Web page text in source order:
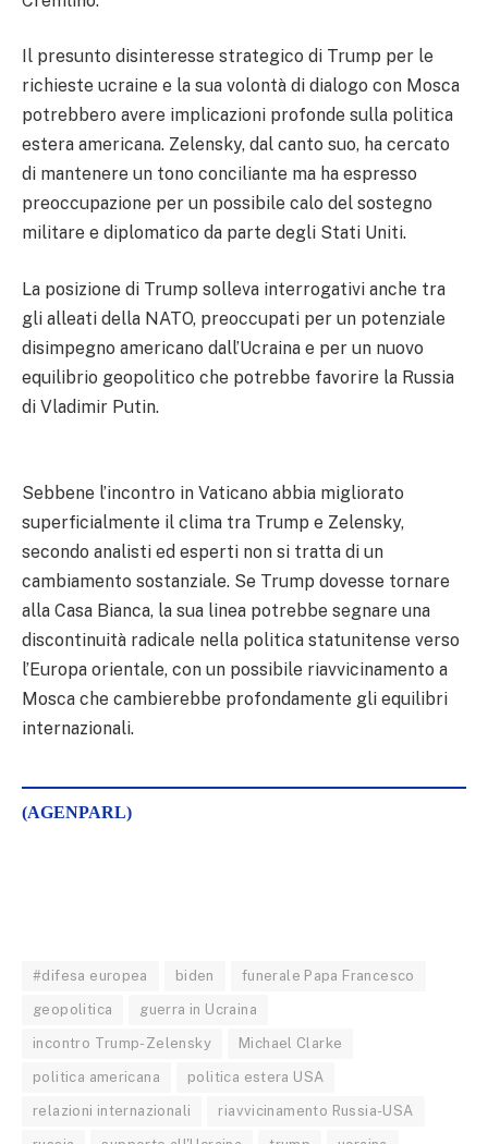
Il presunto disinteresse strategico di Trump per le
richieste ucraine e la sua volontà di dialogo con Mosca
potrebbero avere implicazioni profonde sulla politica
estera americana. Zelensky, dal canto suo, ha cercato
di mantenere un tono conciliante ma ha espresso
preoccupazione per un possibile calo del sostegno
militare e diplomatico da parte degli Stati Uniti.
La posizione di Trump solleva interrogativi anche tra
gli alleati della NATO, preoccupati per un potenziale
disimpegno americano dall’Ucraina e per un nuovo
equilibrio geopolitico che potrebbe favorire la Russia
di Vladimir Putin.
Sebbene l’incontro in Vaticano abbia migliorato
superficialmente il clima tra Trump e Zelensky,
secondo analisti ed esperti non si tratta di un
cambiamento sostanziale. Se Trump dovesse tornare
alla Casa Bianca, la sua linea potrebbe segnare una
discontinuità radicale nella politica statunitense verso
l’Europa orientale, con un possibile riavvicinamento a
Mosca che cambierebbe profondamente gli equilibri
internazionali.
(AGENPARL)
#difesa europea biden funerale Papa Francesco
geopolitica guerra in Ucraina
incontro Trump-Zelensky Michael Clarke
politica americana politica estera USA
relazioni internazionali riavvicinamento Russia-USA